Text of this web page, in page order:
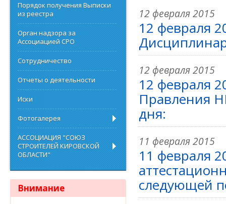
12 февраля 2015
12 февраля
12 февраля 2015
12 февраля
Правления
дня:
11 февраля 2015
11 февраля
следующей
Порядок получения Выписки
из реестра
Орган надзора за
Ассоциацией СРО
Сотрудничество
Отчеты о деятельности
Иски
Фотогалерея
АССОЦИАЦИЯ "СОЮЗ
СТРОИТЕЛЕЙ КИРОВСКОЙ
ОБЛАСТИ"
Внимание